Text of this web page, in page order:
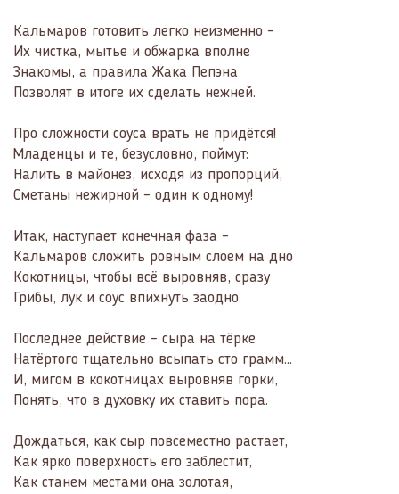
Кальмаров готовить легко неизменно –
Их чистка, мытье и обжарка вполне
Знакомы, а правила Жака Пепэна
Позволят в итоге их сделать нежней.
Про сложности соуса врать не придётся!
Младенцы и те, безусловно, поймут:
Налить в майонез, исходя из пропорций,
Сметаны нежирной – один к одному!
Итак, наступает конечная фаза –
Кальмаров сложить ровным слоем на дно
Кокотницы, чтобы всё выровняв, сразу
Грибы, лук и соус впихнуть заодно.
Последнее действие – сыра на тёрке
Натёртого тщательно всыпать сто грамм…
И, мигом в кокотницах выровняв горки,
Понять, что в духовку их ставить пора.
Дождаться, как сыр повсеместно растает,
Как ярко поверхность его заблестит,
Как станем местами она золотая,